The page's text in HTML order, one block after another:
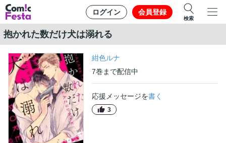
ログイン 会員登録
検索
抱かれた数だけ犬は溺れる
紺色ルナ
7巻 まで配信中
応援メッセージを書く
3